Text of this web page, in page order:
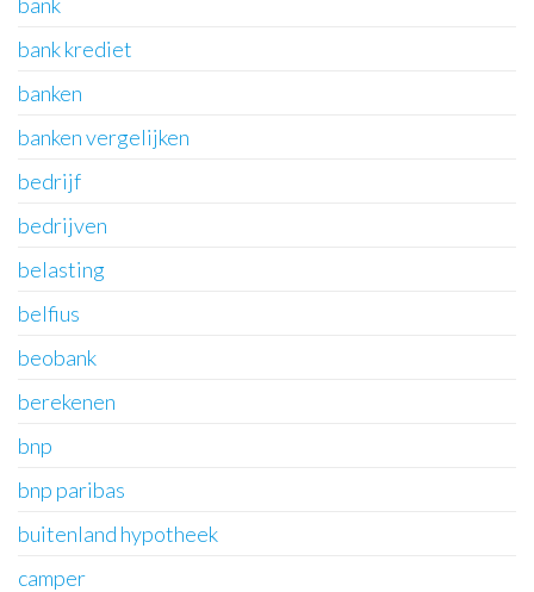
bank krediet
banken
banken vergelijken
bedrijf
bedrijven
belasting
belfius
beobank
berekenen
bnp
bnp paribas
buitenland hypotheek
camper